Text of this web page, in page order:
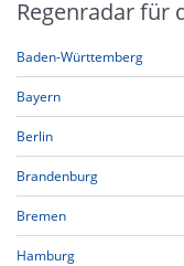
Regenradar für
Baden-Württemberg
Bayern
Berlin
Brandenburg
Bremen
Hamburg